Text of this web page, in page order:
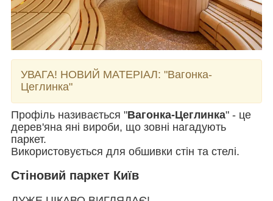
УВАГА! НОВИЙ МАТЕРІАЛ: "Вагонка-
Цеглинка"
Профіль називається "Вагонка-Цеглинка" - це
дерев'яна яні вироби, що зовні нагадують
паркет.
Використовується для обшивки стін та стелі.
Стіновий паркет Київ